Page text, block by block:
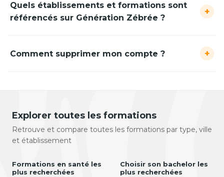
Quels établissements et formations sont
référencés sur Génération Zébrée ?
+
Comment supprimer mon compte ? +
Explorer toutes les formations
Retrouve et compare toutes les formations par type, ville
et établissement
Formations en santé les
plus recherchées
Choisir son bachelor les
plus recherchées